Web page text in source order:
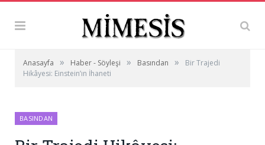
Anasayfa » Haber - Söyleşi » Basından »
Bir Trajedi
Hikâyesi: Einstein’ın İhaneti
BASINDAN